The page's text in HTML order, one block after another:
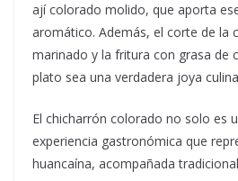
ají colorado molido, que aporta
aromático. Además, el corte de la
marinado y la fritura con grasa de
plato sea una verdadera joya
El chicharrón colorado no solo es
experiencia gastronómica que
huancaína, acompañada